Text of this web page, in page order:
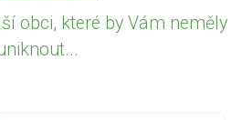
obci, které by Vám neměly